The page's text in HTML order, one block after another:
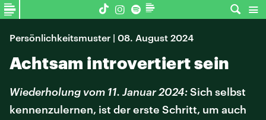
Persönlichkeitsmuster | 08. August 2024
Achtsam introvertiert sein
Wiederholung vom 11. Januar 2024:Sich selbst
kennenzulernen, ist der erste Schritt, um auch